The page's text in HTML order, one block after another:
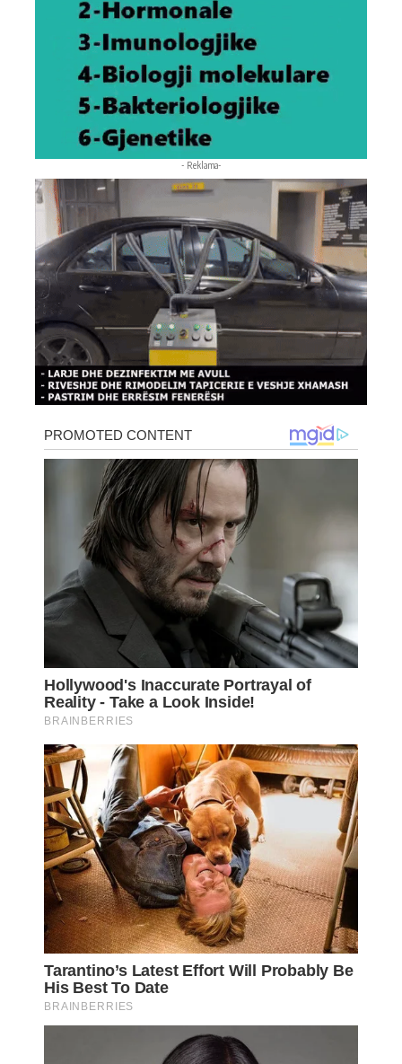
- Reklama-